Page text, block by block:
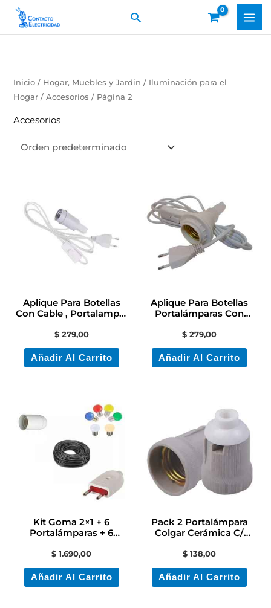
Buscar
Inicio / Hogar, Muebles y Jardín / Iluminación para el
Hogar /Accesorios / Página 2
Accesorios
Aplique Para Botellas
Con Cable , Portalampa,
$279,00
Añadir Al Carrito
Aplique Para Botellas
Portalámparas Con
$ 279,00
Añadir Al Carrito
Kit Goma 2×1 + 6
Portalámparas + 6
Ficha
$ 1.690,00
Añadir Al Carrito
Pack 2 Portalámpara
Colgar Cerámica C/
$ 138,00
Añadir Al Carrito